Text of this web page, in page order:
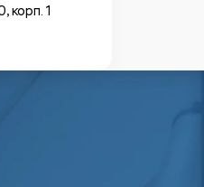
корп. 1